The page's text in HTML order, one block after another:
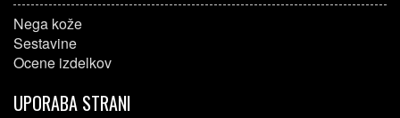
Nega kože
Sestavine
Ocene izdelkov
UPORABA STRANI